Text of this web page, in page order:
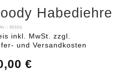
Habediehre
60101
inkl. MwSt. zzgl.
und Versandkosten
€